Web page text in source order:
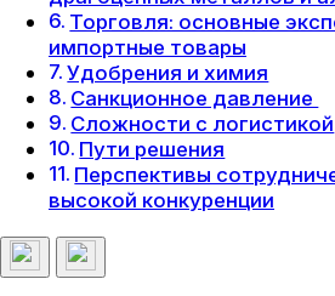
Торговля: основные
импортные товары
Удобрения и химия
Санкционное давление
Сложности с логистикой
Пути решения
Перспективы
высокой конкуренции